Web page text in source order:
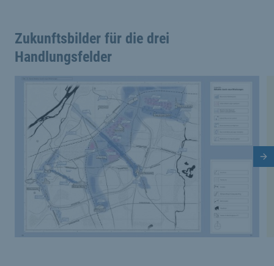
Zukunftsbilder für die drei
Handlungsfelder
Dies ist eine Bildergalerie in einem Slider. Mit den
Vergrößere Bild 0